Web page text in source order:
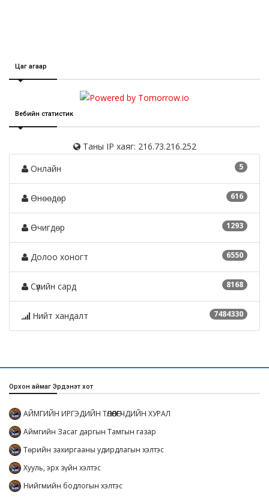
Цаг агаар
Вебийн статистик
Таны IP хаяг: 216.73.216.252
5
Онлайн
616
Өнөөдөр
1293
Өчигдөр
6550
Долоо хоногт
8168
Сүүлийн сард
7484330
Нийт хандалт
Орхон аймаг Эрдэнэт хот
АЙМГИЙН ИРГЭДИЙН ТӨЛӨӨЛӨГЧДИЙН ХУРАЛ
Аймгийн Засаг даргын Тамгын газар
Төрийн захиргааны удирдлагын хэлтэс
Хууль, эрх зүйн хэлтэс
Нийгмийн бодлогын хэлтэс